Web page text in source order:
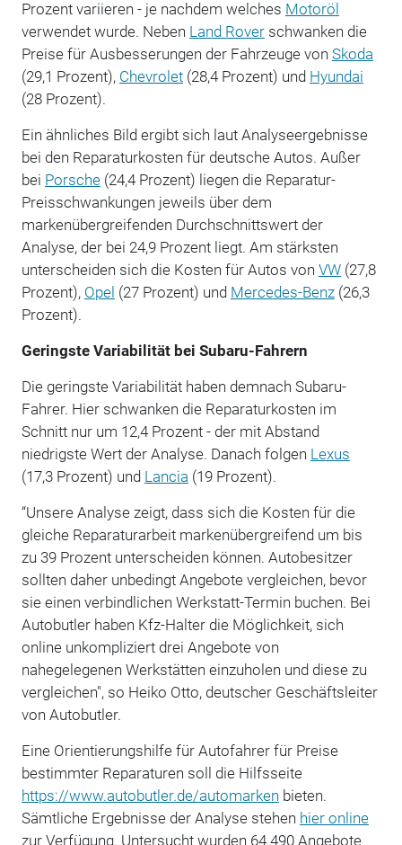
Prozent variieren - je nachdem welches Motoröl
verwendet wurde. Neben Land Roverschwanken die
Preise für Ausbesserungen der Fahrzeuge von Skoda
(29,1 Prozent), Chevrolet(28,4 Prozent) und Hyundai
(28 Prozent).
Ein ähnliches Bild ergibt sich laut Analyseergebnisse
bei den Reparaturkosten für deutsche Autos. Außer
bei Porsche(24,4 Prozent) liegen die Reparatur-
Preisschwankungen jeweils über dem
markenübergreifenden Durchschnittswert der
Analyse, der bei 24,9 Prozent liegt. Am stärksten
unterscheiden sich die Kosten für Autos von VW(27,8
Prozent), Opel (27 Prozent) und Mercedes-Benz(26,3
Prozent).
Geringste Variabilität bei Subaru-Fahrern
Die geringste Variabilität haben demnach Subaru-
Fahrer. Hier schwanken die Reparaturkosten im
Schnitt nur um 12,4 Prozent - der mit Abstand
niedrigste Wert der Analyse. Danach folgen Lexus
(17,3 Prozent) und Lancia (19 Prozent).
“Unsere Analyse zeigt, dass sich die Kosten für die
gleiche Reparaturarbeit markenübergreifend um bis
zu 39 Prozent unterscheiden können. Autobesitzer
sollten daher unbedingt Angebote vergleichen, bevor
sie einen verbindlichen Werkstatt-Termin buchen. Bei
Autobutler haben Kfz-Halter die Möglichkeit, sich
online unkompliziert drei Angebote von
nahegelegenen Werkstätten einzuholen und diese zu
vergleichen", so Heiko Otto, deutscher Geschäftsleiter
von Autobutler.
Eine Orientierungshilfe für Autofahrer für Preise
bestimmter Reparaturen soll die Hilfsseite
https://www.autobutler.de/automarken bieten.
Sämtliche Ergebnisse der Analyse stehen hier online
zur Verfügung. Untersucht wurden 64.490 Angebote